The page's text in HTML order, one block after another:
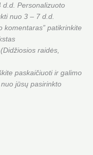
d.d. Personalizuoto
nuo 3 – 7 d.d.
komentaras” patikrinkite
raidės,
paskaičiuoti ir galimo
jūsų pasirinkto